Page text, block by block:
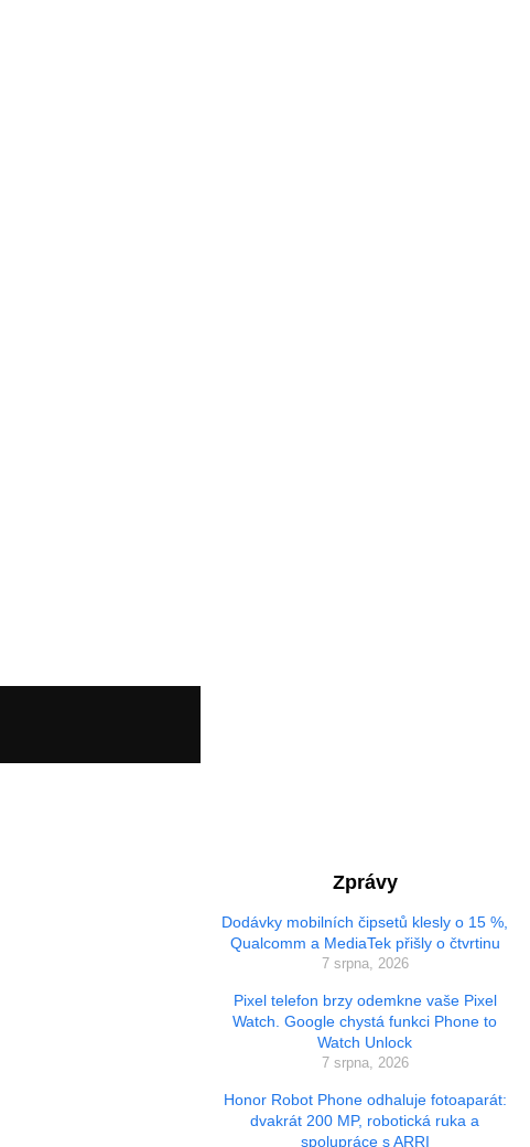
Zprávy
Dodávky mobilních čipsetů klesly o 15 %,
Qualcomm a MediaTek přišly o čtvrtinu
7 srpna, 2026
Pixel telefon brzy odemkne vaše Pixel
Watch. Google chystá funkci Phone to
Watch Unlock
7 srpna, 2026
Honor Robot Phone odhaluje fotoaparát:
dvakrát 200 MP, robotická ruka a
spolupráce s ARRI